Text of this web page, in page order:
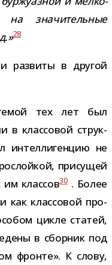
на зна­чи­тель­ные
28
раз­виты в дру­гой
тех лет был
в клас­со­вой струк­
интел­ли­ген­цию не
при­су­щей
клас­сов30. Более
как клас­со­вой про­
цикле ста­тей,
в сбор­ник под
фронте». К слову,